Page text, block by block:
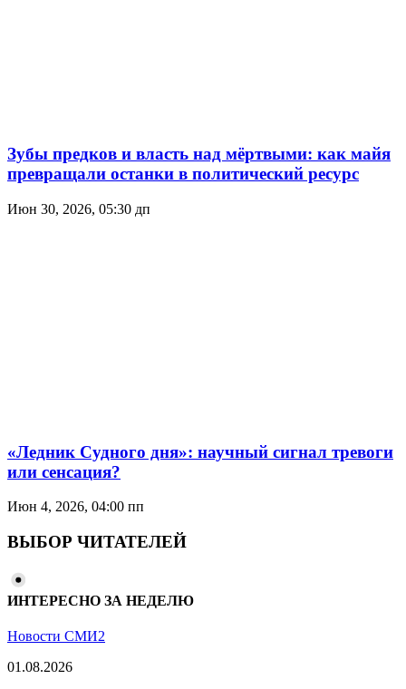
Зубы предков и власть над мёртвыми: как майя
превращали останки в политический ресурс
Июн 30, 2026, 05:30 дп
«Ледник Судного дня»: научный сигнал тревоги
или сенсация?
Июн 4, 2026, 04:00 пп
ВЫБОР ЧИТАТЕЛЕЙ
ИНТЕРЕСНО ЗА НЕДЕЛЮ
Новости СМИ2
01.08.2026